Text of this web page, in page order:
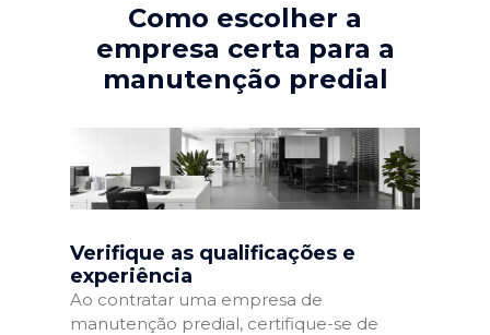
Como escolher a
empresa certa para a
manutenção predial
Verifique as qualificações e
experiência
Ao contratar uma empresa de
manutenção predial, certifique-se de